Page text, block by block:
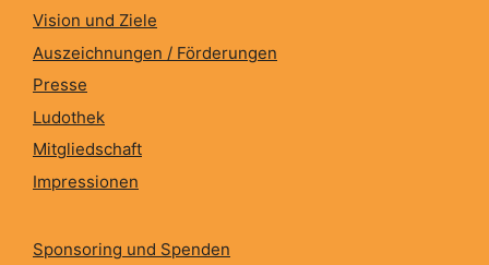
Vision und Ziele
Auszeichnungen / Förderungen
Presse
Ludothek
Mitgliedschaft
Impressionen
Sponsoring und Spenden